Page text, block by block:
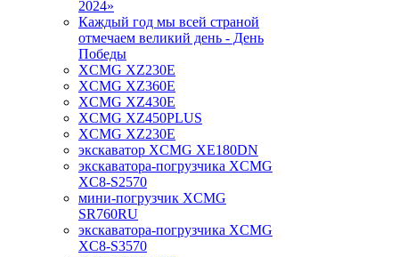
2024»
Каждый год мы всей страной
отмечаем великий день - День
Победы
XCMG XZ230E
XCMG XZ360E
XCMG XZ430E
XCMG XZ450PLUS
XCMG XZ230E
экскаватор XCMG XE180DN
экскаватора-погрузчика XCMG
XC8-S2570
мини-погрузчик XCMG
SR760RU
экскаватора-погрузчика XCMG
XC8-S3570